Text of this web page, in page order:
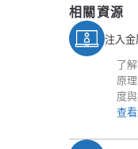
相關資源
注入
了
原
度
查